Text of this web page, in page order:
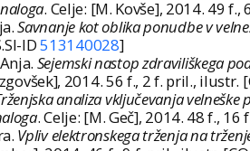
. Celje: [M. Kovše], 2014. 49
Savnanje kot oblika ponudbe v
ID513140028]
Sejemski nastop zdraviliškega
2014. 56 f., 2 f. pril., ilustr.
analiza vključevanja
. Celje: [M. Geč], 2014. 48 f.,
Vpliv elektronskega trženja na